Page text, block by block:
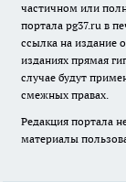
частичном или
портала pg37.ru в
ссылка на издание
изданиях прямая
случае будут
смежных правах.
Редакция портала
материалы